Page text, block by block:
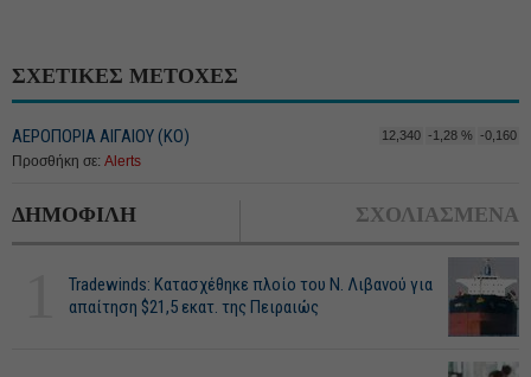
ΣΧΕΤΙΚΕΣ ΜΕΤΟΧΕΣ
ΑΕΡΟΠΟΡΙΑ ΑΙΓΑΙΟΥ (ΚΟ) 12,340 -1,28 % -0,160
Προσθήκη σε: Alerts
ΔΗΜΟΦΙΛΗ ΣΧΟΛΙΑΣΜΕΝΑ
Tradewinds: Κατασχέθηκε πλοίο του Ν. Λιβανού για
απαίτηση $21,5 εκατ. της Πειραιώς